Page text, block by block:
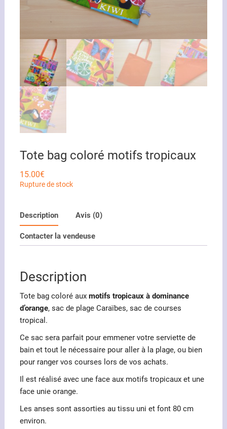
Tote bag coloré motifs tropicaux
15.00€
Rupture de stock
Description Avis (0)
Contacter la vendeuse
Description
Tote bag coloré aux motifs tropicaux à dominance
d’orange, sac de plage Caraïbes, sac de courses
tropical.
Ce sac sera parfait pour emmener votre serviette de
bain et tout le nécessaire pour aller à la plage, ou bien
pour ranger vos courses lors de vos achats.
Il est réalisé avec une face aux motifs tropicaux et une
face unie orange.
Les anses sont assorties au tissu uni et font 80 cm
environ.